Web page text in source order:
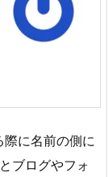
に名前の側に
ブログやフォ